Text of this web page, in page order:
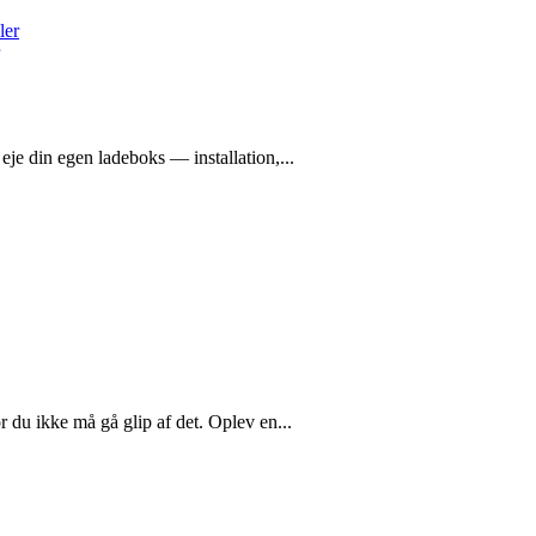
din egen ladeboks — installation,...
ikke må gå glip af det. Oplev en...